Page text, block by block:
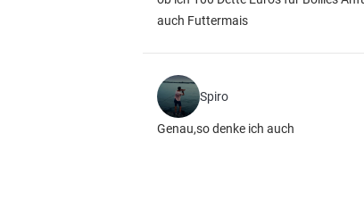
auch Futtermais
Spiro
Genau,so denke ich auch